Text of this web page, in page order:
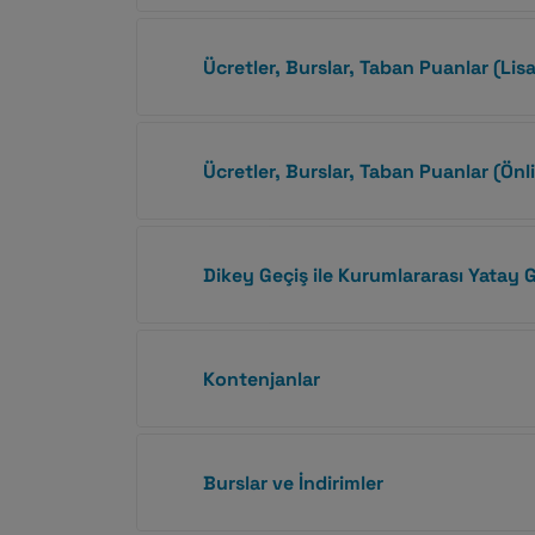
Ücretler, Burslar, Taban Puanlar
Ücretler, Burslar, Taban Puanlar
Dikey Geçiş ile Kurumlararası Yatay
Kontenjanlar
Burslar ve İndirimler